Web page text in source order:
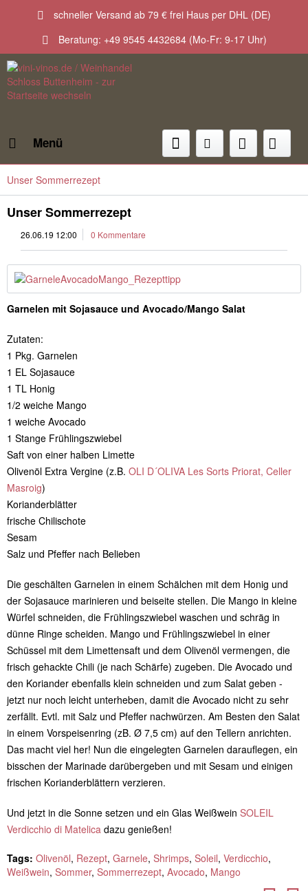
schneller Versand ab 79 € frei Haus per DHL (DE)
Beratung: +49 9545 4432684 (Mo-Fr: 9-17 Uhr)
Menü
Unser Sommerrezept
Unser Sommerrezept
26.06.19 12:00 0 Kommentare
Garnelen mit Sojasauce und Avocado/Mango Salat
Zutaten:
1 Pkg. Garnelen
1 EL Sojasauce
1 TL Honig
1/2 weiche Mango
1 weiche Avocado
1 Stange Frühlingszwiebel
Saft von einer halben Limette
Olivenöl Extra Vergine (z.B. OLI D´OLIVA Les Sorts Priorat, Celler
Masroig)
Korianderblätter
frische Chilischote
Sesam
Salz und Pfeffer nach Belieben
Die geschälten Garnelen in einem Schälchen mit dem Honig und
der Sojasauce marinieren und beiseite stellen. Die Mango in kleine
Würfel schneiden, die Frühlingszwiebel waschen und schräg in
dünne Ringe scheiden. Mango und Frühlingszwiebel in einer
Schüssel mit dem Limettensaft und dem Olivenöl vermengen, die
frisch gehackte Chili (je nach Schärfe) zugeben. Die Avocado und
den Koriander ebenfalls klein schneiden und zum Salat geben -
jetzt nur noch leicht unterheben, damit die Avocado nicht zu sehr
zerfällt. Evtl. mit Salz und Pfeffer nachwürzen. Am Besten den Salat
in einem Vorspeisenring (zB. Ø 7,5 cm) auf den Tellern anrichten.
Das macht viel her! Nun die eingelegten Garnelen darauflegen, ein
bisschen der Marinade darübergeben und mit Sesam und einigen
frischen Korianderblättern verzieren.
Und jetzt in die Sonne setzen und ein Glas Weißwein SOLEIL
Verdicchio di Matelica dazu genießen!
Tags: Olivenöl, Rezept, Garnele, Shrimps, Soleil, Verdicchio,
Weißwein, Sommer, Sommerrezept, Avocado, Mango